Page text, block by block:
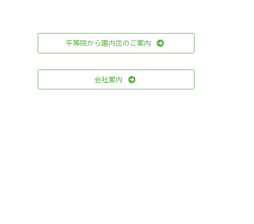
平等院から園内迄のご案内
会社案内